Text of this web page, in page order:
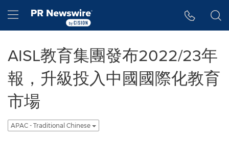
Hamburger menu
AISL教育集團發布2022/23年
報，升級投入中國國際化教育
市場
APAC - Traditional Chinese